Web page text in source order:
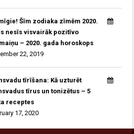
Šīm zodiaka zīmēm 2020.
nesīs visvairāk pozitīvo
– 2020. gada horoskops
22, 2019
tīrīšana: Kā uzturēt
tīrus un tonizētus – 5
receptes
17, 2020